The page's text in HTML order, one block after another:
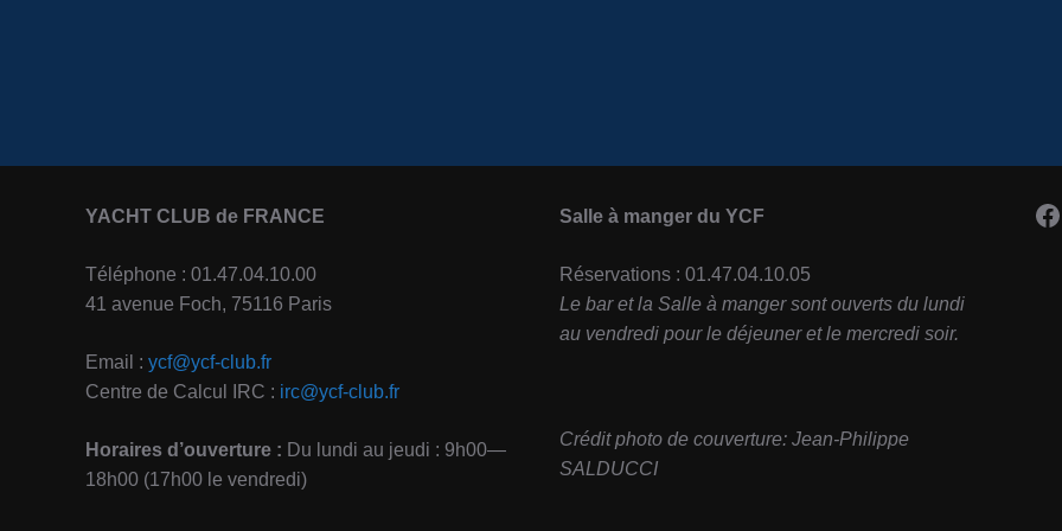
YACHT CLUB de FRANCE
Téléphone : 01.47.04.10.00
41 avenue Foch, 75116 Paris
Email : ycf@ycf-club.fr
Centre de Calcul IRC : irc@ycf-club.fr
Horaires d’ouverture : Du lundi au jeudi : 9h00—
18h00 (17h00 le vendredi)
Salle à manger du YCF
Réservations : 01.47.04.10.05
Le bar et la Salle à manger sont ouverts du lundi
au vendredi pour le déjeuner et le mercredi soir.
Crédit photo de couverture: Jean-Philippe
SALDUCCI